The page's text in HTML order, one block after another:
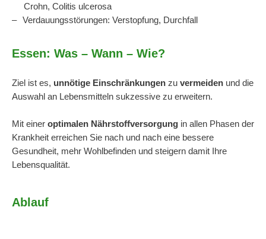
Crohn, Colitis ulcerosa
Verdauungsstörungen: Verstopfung, Durchfall
Essen: Was – Wann – Wie?
Ziel ist es, unnötige Einschränkungen zu vermeiden und die
Auswahl an Lebensmitteln sukzessive zu erweitern.
Mit einer optimalen Nährstoffversorgung in allen Phasen der
Krankheit erreichen Sie nach und nach eine bessere
Gesundheit, mehr Wohlbefinden und steigern damit Ihre
Lebensqualität.
Ablauf